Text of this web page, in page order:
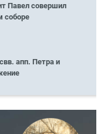
Павел совершил
соборе
апп. Петра и